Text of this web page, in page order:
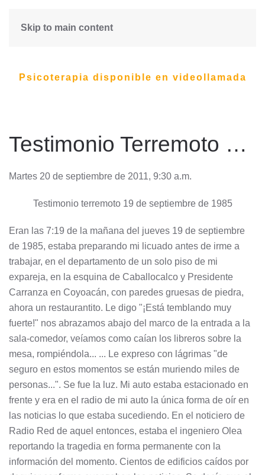
Skip to main content
Psicoterapia disponible en videollamada
Testimonio Terremoto Ciudad de México 1985
Martes 20 de septiembre de 2011, 9:30 a.m.
Testimonio terremoto 19 de septiembre de 1985
Eran las 7:19 de la mañana del jueves 19 de septiembre
de 1985, estaba preparando mi licuado antes de irme a
trabajar, en el departamento de un solo piso de mi
expareja, en la esquina de Caballocalco y Presidente
Carranza en Coyoacán, con paredes gruesas de piedra,
ahora un restaurantito. Le digo "¡Está temblando muy
fuerte!" nos abrazamos abajo del marco de la entrada a la
sala-comedor, veíamos como caían los libreros sobre la
mesa, rompiéndola... ... Le expreso con lágrimas "de
seguro en estos momentos se están muriendo miles de
personas...". Se fue la luz. Mi auto estaba estacionado en
frente y era en el radio de mi auto la única forma de oír en
las noticias lo que estaba sucediendo. En el noticiero de
Radio Red de aquel entonces, estaba el ingeniero Olea
reportando la tragedia en forma permanente con la
información del momento. Cientos de edificios caídos por